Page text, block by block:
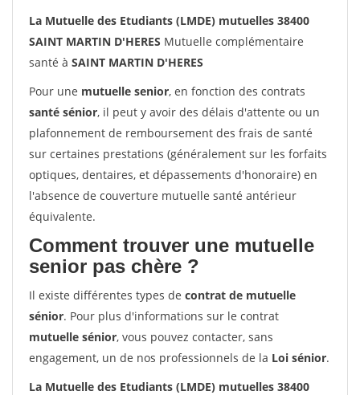
La Mutuelle des Etudiants (LMDE) mutuelles 38400
SAINT MARTIN D'HERES Mutuelle complémentaire
santé à SAINT MARTIN D'HERES
Pour une mutuelle senior, en fonction des contrats
santé sénior, il peut y avoir des délais d'attente ou un
plafonnement de remboursement des frais de santé
sur certaines prestations (généralement sur les forfaits
optiques, dentaires, et dépassements d'honoraire) en
l'absence de couverture mutuelle santé antérieur
équivalente.
Comment trouver une mutuelle
senior pas chère ?
Il existe différentes types de contrat de mutuelle
sénior. Pour plus d'informations sur le contrat
mutuelle sénior, vous pouvez contacter, sans
engagement, un de nos professionnels de la Loi sénior.
La Mutuelle des Etudiants (LMDE) mutuelles 38400